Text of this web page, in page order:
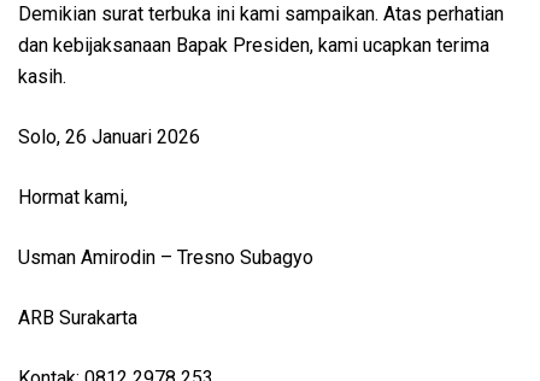
Demikian surat terbuka ini kami sampaikan. Atas perhatian
dan kebijaksanaan Bapak Presiden, kami ucapkan terima
kasih.
Solo, 26 Januari 2026
Hormat kami,
Usman Amirodin – Tresno Subagyo
ARB Surakarta